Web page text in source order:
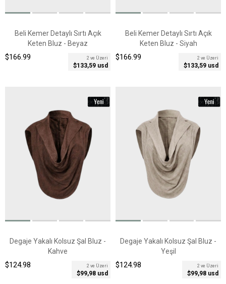
Beli Kemer Detaylı Sırtı Açık
Keten Bluz - Beyaz
2 ve Üzeri
$133,59 usd
$166.99
Beli Kemer Detaylı Sırtı Açık
Keten Bluz - Siyah
2 ve Üzeri
$133,59 usd
$166.99
Degaje Yakalı Kolsuz Şal Bluz -
Kahve
2 ve Üzeri
$99,98 usd
$124.98
Degaje Yakalı Kolsuz Şal Bluz -
Yeşil
2 ve Üzeri
$99,98 usd
$124.98